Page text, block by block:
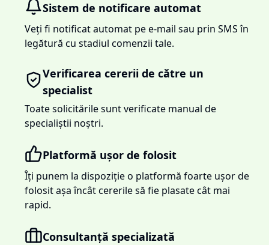
Sistem de notificare automat
Veți fi notificat automat pe e-mail sau prin SMS în
legătură cu stadiul comenzii tale.
Verificarea cererii de către un
specialist
Toate solicitările sunt verificate manual de
specialiștii noștri.
Platformă ușor de folosit
Îți punem la dispoziție o platformă foarte ușor de
folosit așa încât cererile să fie plasate cât mai
rapid.
Consultanță specializată